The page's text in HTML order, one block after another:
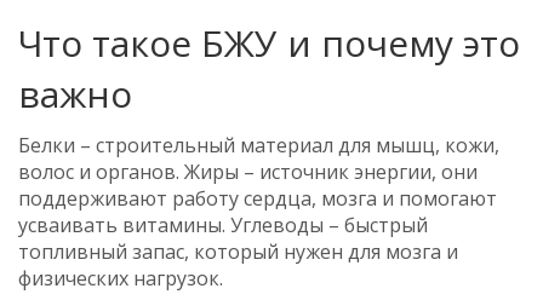
Что такое БЖУ и почему это
важно
Белки – строительный материал для мышц, кожи,
волос и органов. Жиры – источник энергии, они
поддерживают работу сердца, мозга и помогают
усваивать витамины. Углеводы – быстрый
топливный запас, который нужен для мозга и
физических нагрузок.